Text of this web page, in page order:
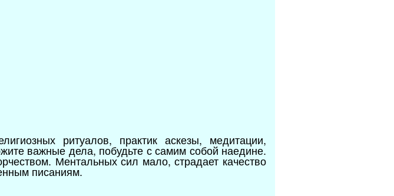
ритуалов, практик аскезы, медитации,
важные дела, побудьте с самим собой наедине.
Ментальных сил мало, страдает качество
писаниям.